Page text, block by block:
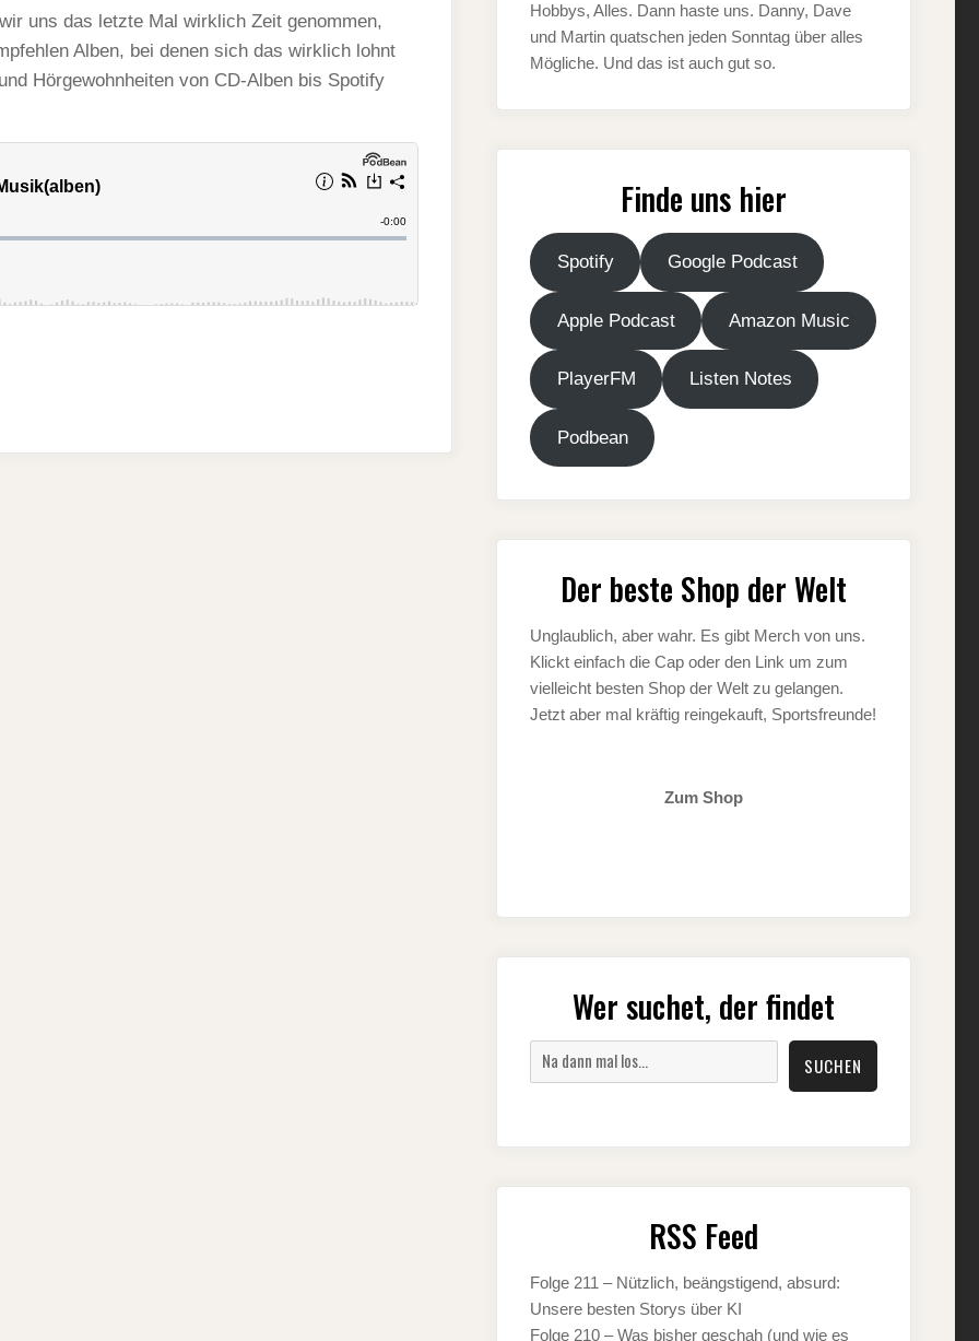
uns das letzte Mal wirklich Zeit genommen,
Alben, bei denen sich das wirklich lohnt
Hörgewohnheiten von CD-Alben bis Spotify
Hobbys, Alles. Dann haste uns. Danny, Dave
und Martin quatschen jeden Sonntag über alles
Mögliche. Und das ist auch gut so.
Finde uns hier
Spotify Google Podcast
Apple Podcast Amazon Music
PlayerFM Listen Notes
Podbean
Der beste Shop der Welt
Unglaublich, aber wahr. Es gibt Merch von uns.
Klickt einfach die Cap oder den Link um zum
vielleicht besten Shop der Welt zu gelangen.
Jetzt aber mal kräftig reingekauft, Sportsfreunde!
Zum Shop
Wer suchet, der findet
Suchen
SUCHEN
RSS Feed
Folge 211 – Nützlich, beängstigend, absurd:
Unsere besten Storys über KI
Folge 210 – Was bisher geschah (und wie es